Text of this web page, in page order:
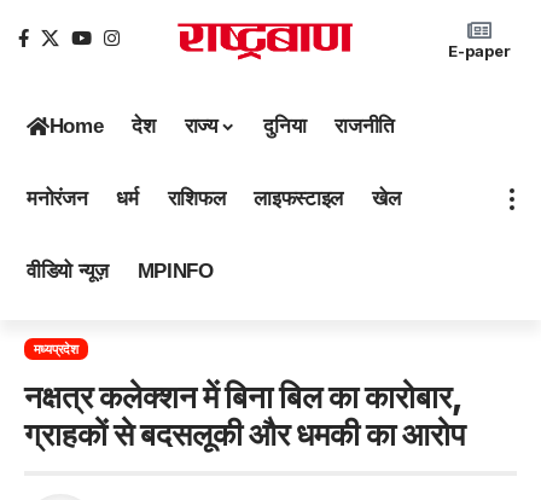
E-paper
Home देश राज्य दुनिया राजनीति
मनोरंजन धर्म राशिफल लाइफस्टाइल खेल
वीडियो न्यूज़ MPINFO
मध्यप्रदेश
नक्षत्र कलेक्शन में बिना बिल का कारोबार,
ग्राहकों से बदसलूकी और धमकी का आरोप